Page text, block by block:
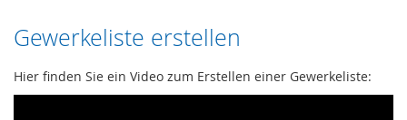
Gewerkeliste erstellen
Hier finden Sie ein Video zum Erstellen einer Gewerkeliste: